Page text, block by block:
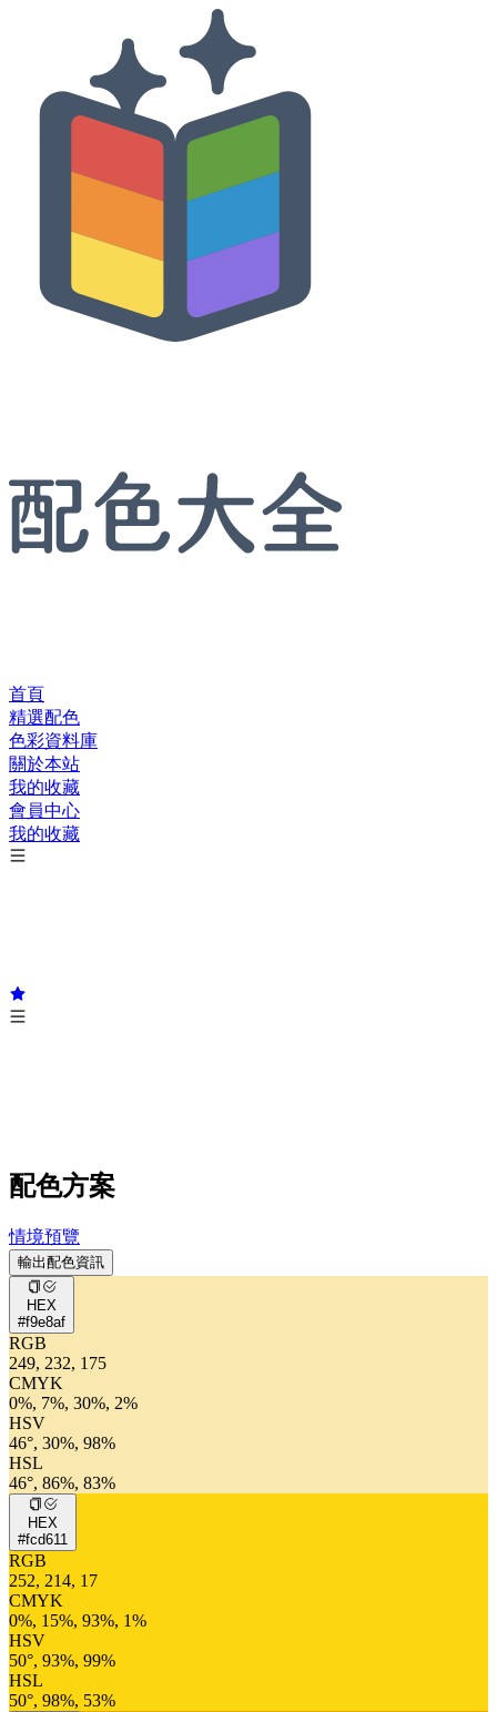
首頁
精選配色
色彩資料庫
關於本站
我的收藏
會員中心
我的收藏
配色方案
情境預覽
輸出配色資訊
HEX
#f9e8af
RGB
249, 232, 175
CMYK
0%, 7%, 30%, 2%
HSV
46°, 30%, 98%
HSL
46°, 86%, 83%
HEX
#fcd611
RGB
252, 214, 17
CMYK
0%, 15%, 93%, 1%
HSV
50°, 93%, 99%
HSL
50°, 98%, 53%